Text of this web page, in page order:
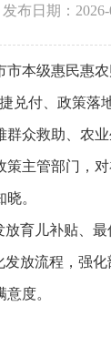
发布日期：2026-
本级惠民惠
兑付、政策落
众救助、农
主管部门，
。
放育儿补贴、
放流程，强
度。